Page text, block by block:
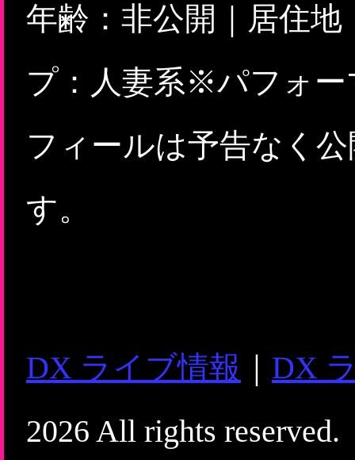
年齢：非公開｜居住
プ：人妻系※パフォー
フィールは予告なく
す。
DX ライブ情報
DX
2026 All rights reserved.